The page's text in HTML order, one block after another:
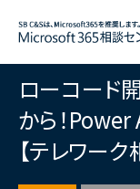
ローコード
から！
【テレワー